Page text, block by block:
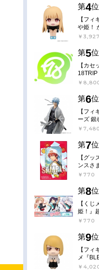
第4位
【フィ
や姫！
￥3,927
第5位
【カセ
￥
第6位
【フィ
ーズ 銀
完成品
￥7,480
第7位
【グ
ンスさ
アルカ
￥770
第8位
【く
姫！』
ト
￥770
第9位
【フィ
メ『
真子
￥